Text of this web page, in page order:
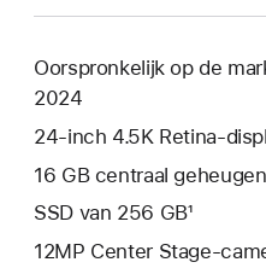
Oorspronkelijk op de
2024
24‑inch 4.5K Retina-
16 GB centraal geheugen
SSD van 256 GB¹
12MP Center Stage-